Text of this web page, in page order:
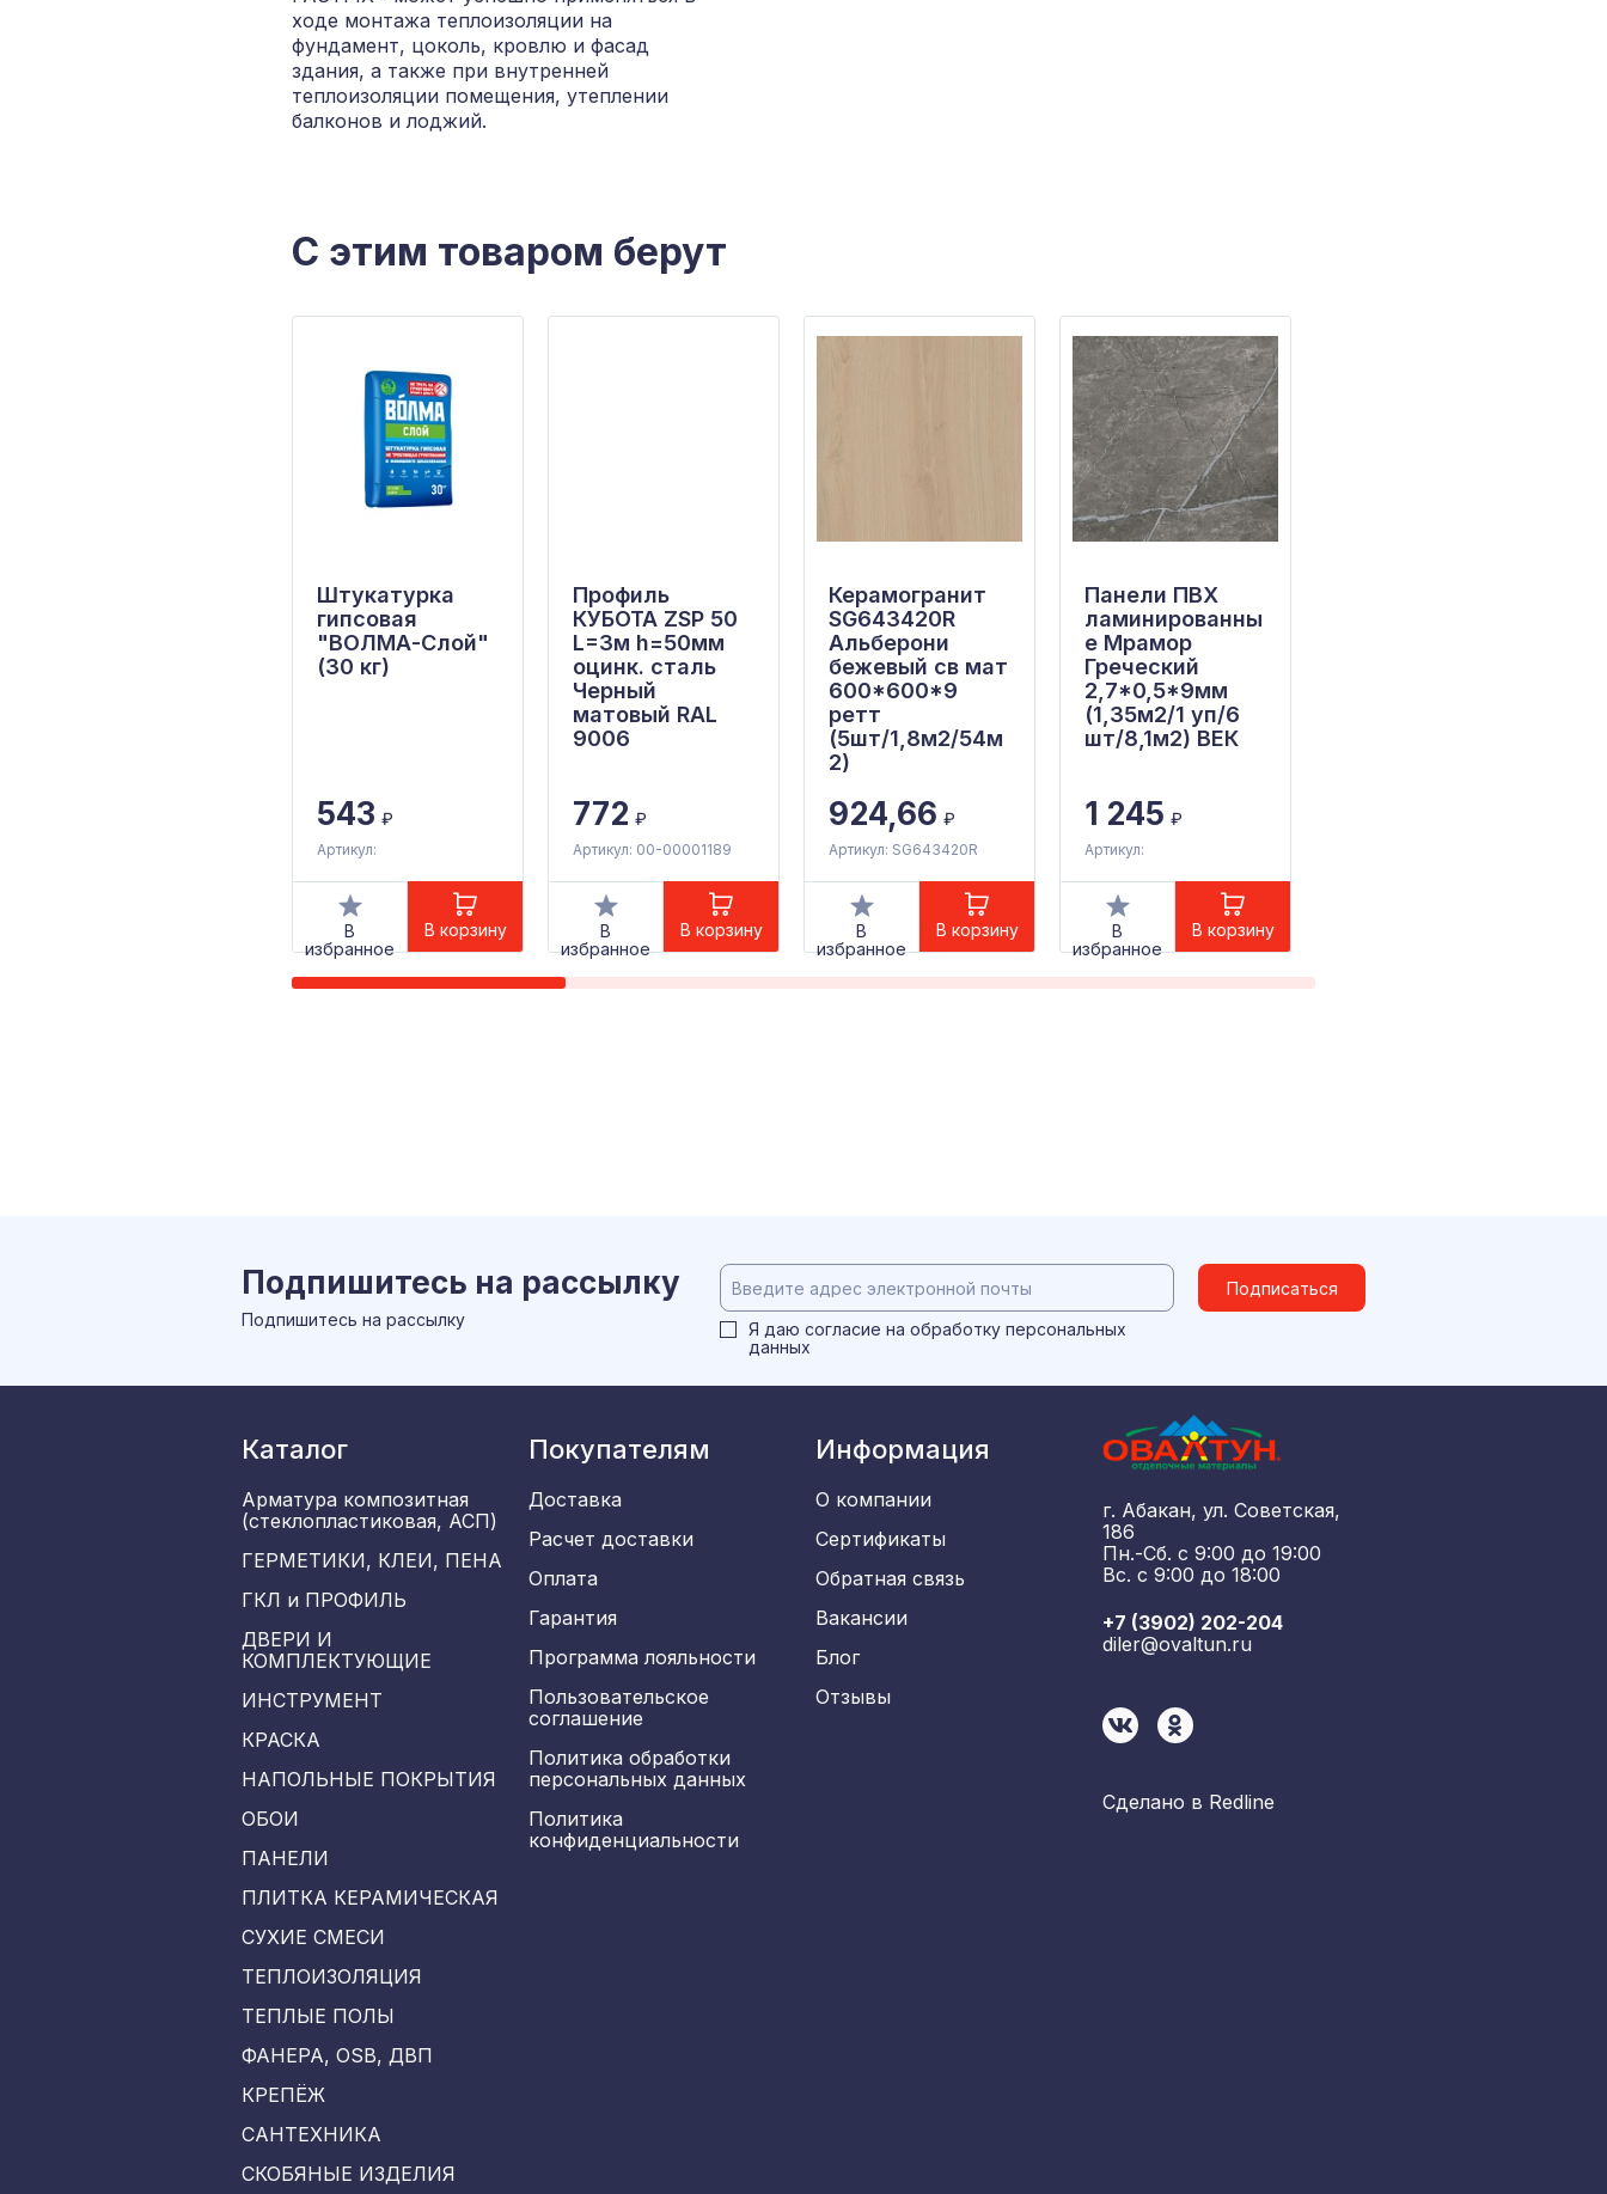
ходе монтажа теплоизоляции на
фундамент, цоколь, кровлю и фасад
здания, а также при внутренней
теплоизоляции помещения, утеплении
балконов и лоджий.
С этим товаром берут
Штукатурка
гипсовая
"ВОЛМА-Слой"
(30 кг)
543 ₽
Артикул:
В
избранное
В корзину
Профиль
КУБОТА ZSP 50
L=3м h=50мм
оцинк. сталь
Черный
матовый RAL
9006
772 ₽
Артикул: 00-00001189
В
избранное
В корзину
Керамогранит
SG643420R
Альберони
бежевый св мат
600*600*9
ретт
(5шт/1,8м2/54м
2)
924,66 ₽
Артикул: SG643420R
В
избранное
В корзину
Панели ПВХ
ламинированны
е Мрамор
Греческий
2,7*0,5*9мм
(1,35м2/1 уп/6
шт/8,1м2) ВЕК
1 245 ₽
Артикул:
В
избранное
В корзину
Подпишитесь на рассылку
Подпишитесь на рассылку Я даю согласие на обработку персональных
данных
Подписаться
Каталог
Арматура композитная
(стеклопластиковая, АСП)
ГЕРМЕТИКИ, КЛЕИ, ПЕНА
ГКЛ и ПРОФИЛЬ
ДВЕРИ И
КОМПЛЕКТУЮЩИЕ
ИНСТРУМЕНТ
КРАСКА
НАПОЛЬНЫЕ ПОКРЫТИЯ
ОБОИ
ПАНЕЛИ
ПЛИТКА КЕРАМИЧЕСКАЯ
СУХИЕ СМЕСИ
ТЕПЛОИЗОЛЯЦИЯ
ТЕПЛЫЕ ПОЛЫ
ФАНЕРА, OSB, ДВП
КРЕПЁЖ
САНТЕХНИКА
СКОБЯНЫЕ ИЗДЕЛИЯ
Покупателям
Доставка
Расчет доставки
Оплата
Гарантия
Программа лояльности
Пользовательское
соглашение
Политика обработки
персональных данных
Политика
конфиденциальности
Информация
О компании
Сертификаты
Обратная связь
Вакансии
Блог
Отзывы
г. Абакан, ул. Советская,
186
Пн.-Сб. с 9:00 до 19:00
Вс. с 9:00 до 18:00
+7 (3902) 202-204
diler@ovaltun.ru
Сделано в Redline